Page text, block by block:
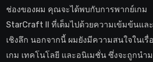
ช่องของผม คุณจะได้พบกับการพากย์เกม
StarCraft II ที่เต็มไปด้วยความเข้มข้นแล
เชิงลึก นอกจากนี้ ผมยังมีความสนใจในเรื่
เกม เทคโนโลยี และอนิเมชั่น ซึ่งจะถูกนำ